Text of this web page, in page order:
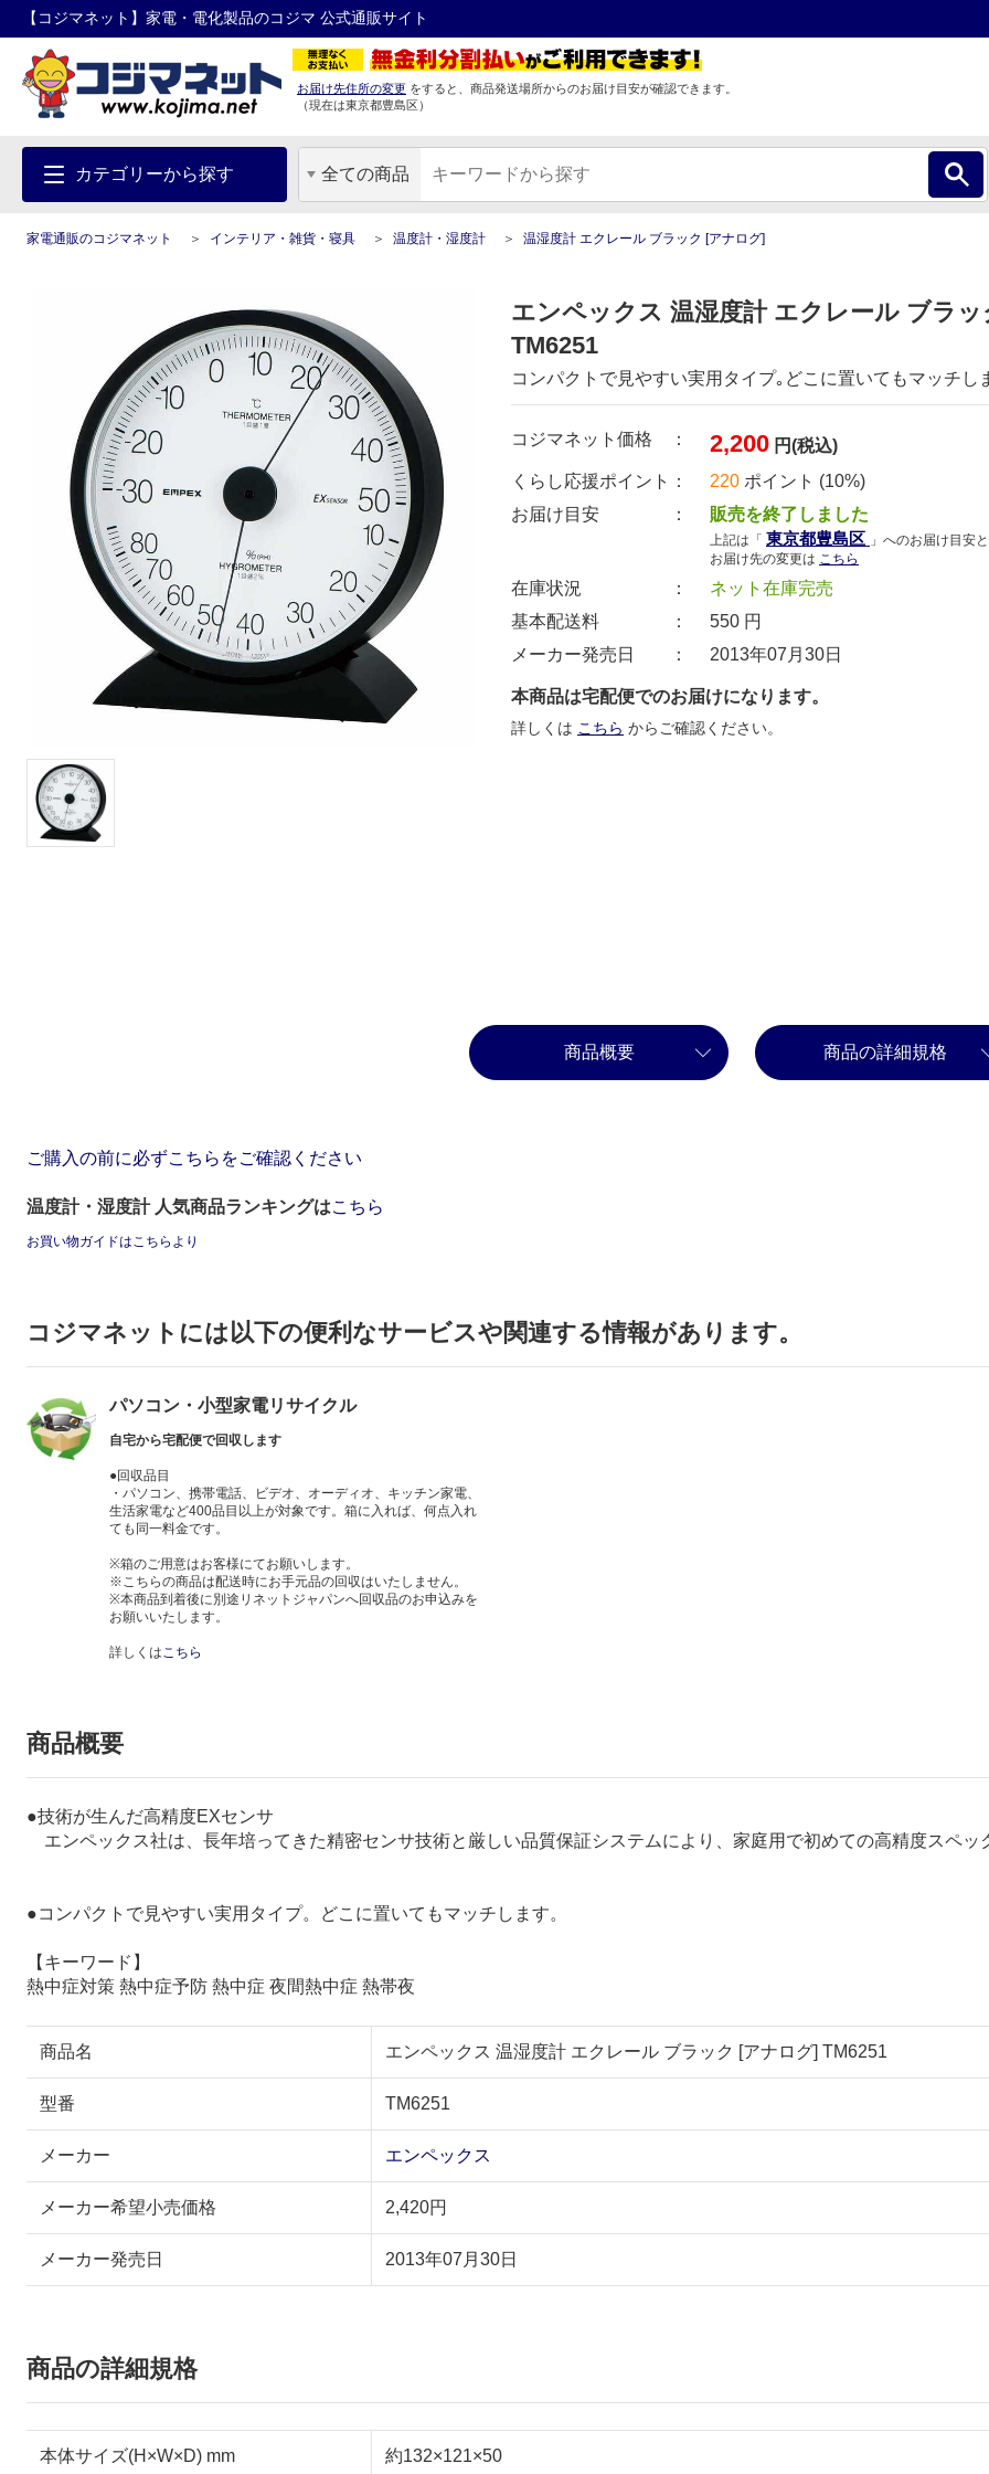
【コジマネット】家電・電化製品のコジマ 公式通販サイト
お届け先住所の変更 をすると、商品発送場所からのお届け目安が確認できます。
（現在は東京都豊島区）
カテゴリーから探す 全ての商品
家電通販のコジマネット インテリア・雑貨・寝具 温度計・湿度計 温湿度計 エクレール ブラック [アナログ]
エンペックス 温湿度計 エクレール ブラ
TM6251
コンパクトで見やすい実用タイプ｡どこに置いてもマッチし
コジマネット価格 ： 2,200 円(税込)
くらし応援ポイント：
220 ポイント (10%)
お届け目安 ：
販売を終了しました
上記は「 東京都豊島区 」へのお届け目安
お届け先の変更は こちら
在庫状況 ：
ネット在庫完売
基本配送料 ：
550 円
メーカー発売日 ：
2013年07月30日
本商品は宅配便でのお届けになります。
詳しくは こちら からご確認ください。
商品概要 商品の詳細規格
ご購入の前に必ずこちらをご確認ください
温度計・湿度計 人気商品ランキングはこちら
お買い物ガイドはこちらより
コジマネットには以下の便利なサービスや関連する情報があります。
パソコン・小型家電リサイクル
自宅から宅配便で回収します
●回収品目
・パソコン、携帯電話、ビデオ、オーディオ、キッチン家電、
生活家電など400品目以上が対象です。箱に入れば、何点入れ
ても同一料金です。
※箱のご用意はお客様にてお願いします。
※こちらの商品は配送時にお手元品の回収はいたしません。
※本商品到着後に別途リネットジャパンへ回収品のお申込みを
お願いいたします。
詳しくは こちら
商品概要
●技術が生んだ高精度EXセンサ
エンペックス社は、長年培ってきた精密センサ技術と厳しい品質保証システムにより、家庭用で初めての高精度スペッ
●コンパクトで見やすい実用タイプ。どこに置いてもマッチします。
【キーワード】
熱中症対策 熱中症予防 熱中症 夜間熱中症 熱帯夜
商品名 エンペックス 温湿度計 エクレール ブラック [アナログ] TM6251
型番 TM6251
メーカー エンペックス
メーカー希望小売価格 2,420円
メーカー発売日 2013年07月30日
商品の詳細規格
本体サイズ(H×W×D) mm 約132×121×50